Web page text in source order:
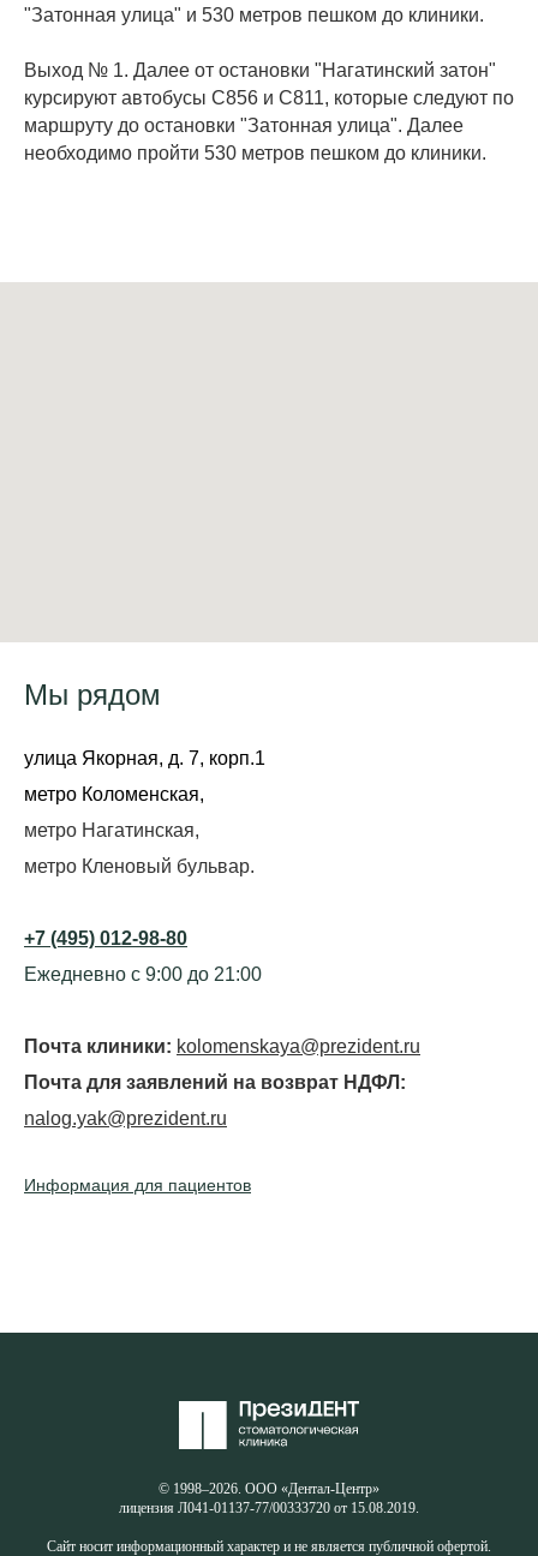
"Затонная улица" и 530 метров пешком до клиники.
Выход № 1. Далее от остановки "Нагатинский затон"
курсируют автобусы С856 и С811, которые следуют по
маршруту до остановки "Затонная улица". Далее
необходимо пройти 530 метров пешком до клиники.
Мы рядом
улица Якорная, д. 7, корп.1
метро Коломенская,
метро Нагатинская,
метро Кленовый бульвар.
+7 (495) 012-98-80
Ежедневно с 9:00 до 21:00
Почта клиники: kolomenskaya@prezident.ru
Почта для заявлений на возврат НДФЛ:
nalog.yak@prezident.ru
Информация для пациентов
© 1998–2026. ООО «Дентал-Центр»
лицензия Л041-01137-77/00333720 от 15.08.2019.
Сайт носит информационный характер и не является публичной офертой.